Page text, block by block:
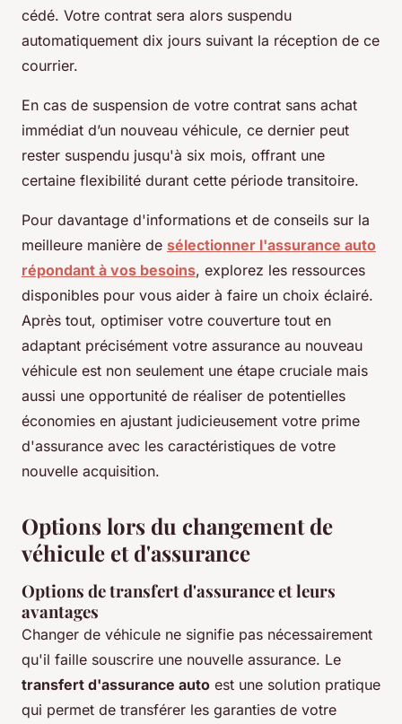
cédé. Votre contrat sera alors suspendu
automatiquement dix jours suivant la réception de ce
courrier.
En cas de suspension de votre contrat sans achat
immédiat d’un nouveau véhicule, ce dernier peut
rester suspendu jusqu'à six mois, offrant une
certaine flexibilité durant cette période transitoire.
Pour davantage d'informations et de conseils sur la
meilleure manière de sélectionner l'assurance auto
répondant à vos besoins, explorez les ressources
disponibles pour vous aider à faire un choix éclairé.
Après tout, optimiser votre couverture tout en
adaptant précisément votre assurance au nouveau
véhicule est non seulement une étape cruciale mais
aussi une opportunité de réaliser de potentielles
économies en ajustant judicieusement votre prime
d'assurance avec les caractéristiques de votre
nouvelle acquisition.
Options lors du changement de
véhicule et d'assurance
Options de transfert d'assurance et leurs
avantages
Changer de véhicule ne signifie pas nécessairement
qu'il faille souscrire une nouvelle assurance. Le
transfert d'assurance auto est une solution pratique
qui permet de transférer les garanties de votre